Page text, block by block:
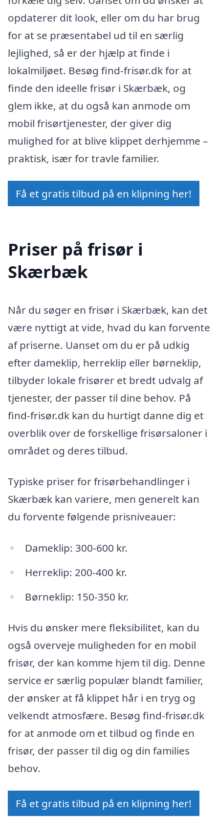
opdaterer dit look, eller om du har brug
for at se præsentabel ud til en særlig
lejlighed, så er der hjælp at finde i
lokalmiljøet. Besøg find-frisør.dk for at
finde den ideelle frisør i Skærbæk, og
glem ikke, at du også kan anmode om
mobil frisørtjenester, der giver dig
mulighed for at blive klippet derhjemme –
praktisk, især for travle familier.
Få et gratis tilbud på en klipning her!
Priser på frisør i
Skærbæk
Når du søger en frisør i Skærbæk, kan det
være nyttigt at vide, hvad du kan forvente
af priserne. Uanset om du er på udkig
efter dameklip, herreklip eller børneklip,
tilbyder lokale frisører et bredt udvalg af
tjenester, der passer til dine behov. På
find-frisør.dk kan du hurtigt danne dig et
overblik over de forskellige frisørsaloner i
området og deres tilbud.
Typiske priser for frisørbehandlinger i
Skærbæk kan variere, men generelt kan
du forvente følgende prisniveauer:
Dameklip: 300-600 kr.
Herreklip: 200-400 kr.
Børneklip: 150-350 kr.
Hvis du ønsker mere fleksibilitet, kan du
også overveje muligheden for en mobil
frisør, der kan komme hjem til dig. Denne
service er særlig populær blandt familier,
der ønsker at få klippet hår i en tryg og
velkendt atmosfære. Besøg find-frisør.dk
for at anmode om et tilbud og finde en
frisør, der passer til dig og din families
behov.
Få et gratis tilbud på en klipning her!